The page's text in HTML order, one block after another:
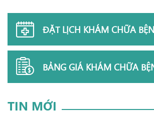
ĐẶT LỊCH KHÁM CHỮA
BẢNG GIÁ KHÁM CHỮA
TIN MỚI